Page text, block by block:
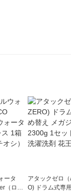
ータ
（ロハ
アタックゼロ
O) ドラム式専